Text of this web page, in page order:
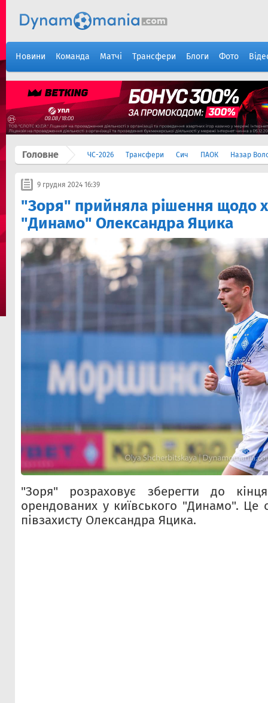
Новини Команда Матчі Трансфери Блоги Фото
Головне ЧС-2026 Трансфери Сич ПАОК Назар
9 грудня 2024 16:39
"Зоря" прийняла рішення щодо
"Динамо" Олександра Яцика
"Зоря" розраховує зберегти до
орендованих у київського "Динамо". Це
півзахисту Олександра Яцика.